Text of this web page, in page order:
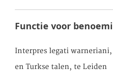
Functie voor
Interpres legati
en Turkse talen, te Leiden